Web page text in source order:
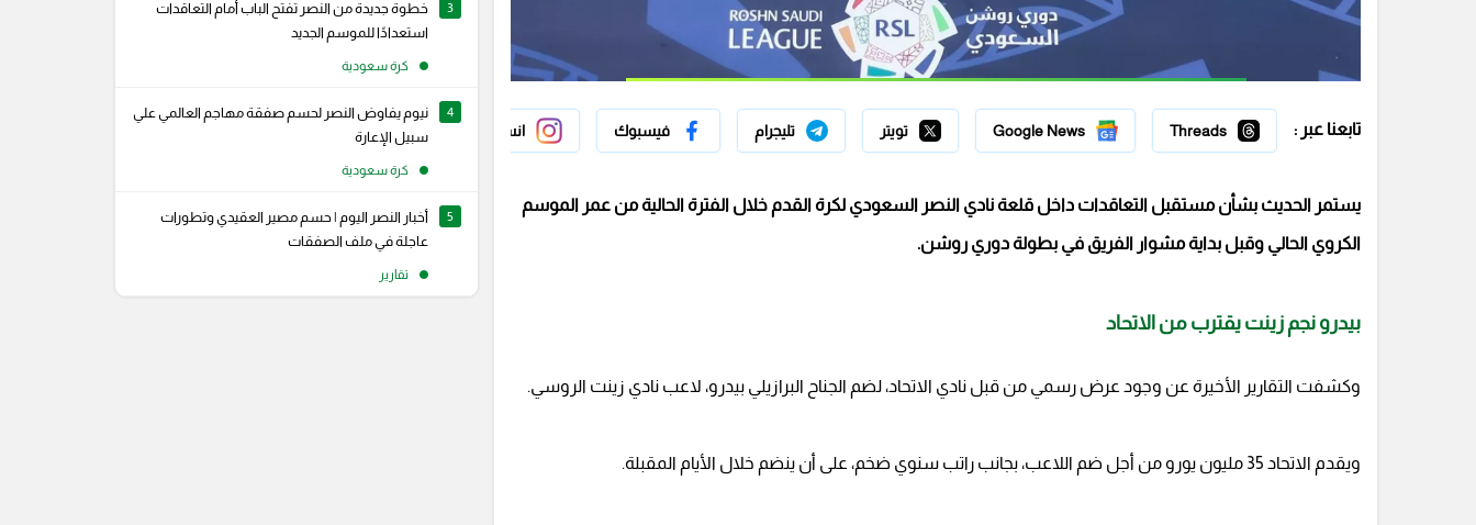
تابعنا عبر : Threads
Google News تويتر تليجرام فيسبوك انستجرام سناب شات
يستمر الحديث بشأن مستقبل التعاقدات داخل قلعة نادي النصر السعودي لكرة القدم خلال الفترة الحالية من عمر الموسم
الكروي الحالي وقبل بداية مشوار الفريق في بطولة دوري روشن.
بيدرو نجم زينت يقترب من الاتحاد
وكشفت التقارير الأخيرة عن وجود عرض رسمي من قبل نادي الاتحاد، لضم الجناح البرازيلي بيدرو، لاعب نادي زينت الروسي.
ويقدم الاتحاد 35 مليون يورو من أجل ضم اللاعب، بجانب راتب سنوي ضخم، على أن ينضم خلال الأيام المقبلة.
3
خطوة جديدة من النصر تفتح الباب أمام التعاقدات
استعدادًا للموسم الجديد
كرة سعودية
4
نيوم يفاوض النصر لحسم صفقة مهاجم العالمي علي
سبيل الإعارة
كرة سعودية
5
أخبار النصر اليوم | حسم مصير العقيدي وتطورات
عاجلة في ملف الصفقات
تقارير